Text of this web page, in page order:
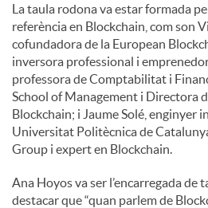
g
u
t
s
La taula rodona va estar formada
referència en Blockchain, com son
cofundadora de la European
inversora professional i
professora de Comptabilitat i
School of Management i Directora
Blockchain; i Jaume Solé, enginyer
Universitat Politècnica de
Group i expert en Blockchain.
Ana Hoyos va ser l’encarregada de
destacar que “quan parlem de